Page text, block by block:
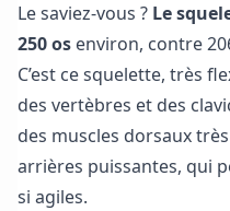
Le saviez-vous ? Le
250 os environ, contre
C’est ce squelette, très
des vertèbres et des
des muscles dorsaux
arrières puissantes, qui
si agiles.